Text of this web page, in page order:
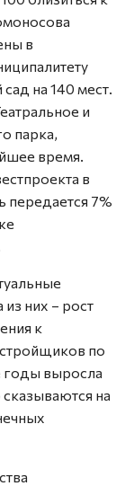
в
на 140 мест.
и
парка,
время.
в
передается 7%
них – рост
к
по
годы выросла
на